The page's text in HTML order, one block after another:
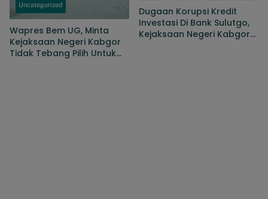
Uncategorized
Wapres Bem UG, Minta
Kejaksaan Negeri Kabgor
Tidak Tebang Pilih Untuk
Dugaan Korupsi Kredit
Investasi Di Bank Sulutgo,
Kejaksaan Negeri Kabgor